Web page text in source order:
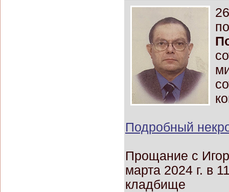
Подробный
Прощание с
марта 2024 г. в
кладбище